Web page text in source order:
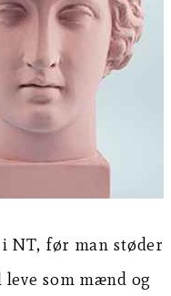
NT, før man støder
leve som mænd og